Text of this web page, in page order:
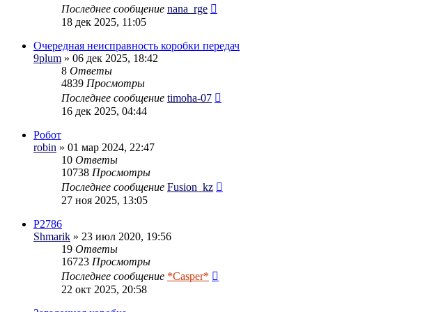
Последнее сообщение nana_rge
18 дек 2025, 11:05
Очередная неисправность коробки передач
9plum » 06 дек 2025, 18:42
8 Ответы
4839 Просмотры
Последнее сообщение timoha-07
16 дек 2025, 04:44
Робот
robin » 01 мар 2024, 22:47
10 Ответы
10738 Просмотры
Последнее сообщение Fusion_kz
27 ноя 2025, 13:05
Р2786
Shmarik » 23 июл 2020, 19:56
19 Ответы
16723 Просмотры
Последнее сообщение *Casper*
22 окт 2025, 20:58